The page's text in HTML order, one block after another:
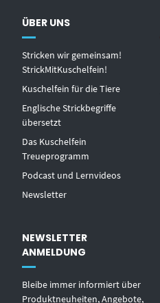
ÜBER UNS
Stricken wir gemeinsam!
StrickMitKuschelfein!
Kuschelfein für die Tiere
Englische Strickbegriffe
übersetzt
Das Kuschelfein
Treueprogramm
Podcast und Lernvideos
Newsletter
NEWSLETTER
ANMELDUNG
Bleibe immer informiert über
Produktneuheiten, Angebote,